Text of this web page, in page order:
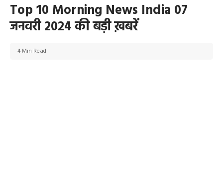
Top 10 Morning News India 07
जनवरी 2024 की बड़ी ख़बरें
4 Min Read